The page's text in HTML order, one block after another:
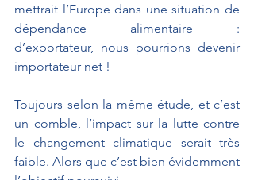
mettrait l’Europe dans une situation de
dépendance alimentaire :
d’exportateur, nous pourrions devenir
importateur net !
Toujours selon la même étude, et c’est
un comble, l’impact sur la lutte contre
le changement climatique serait très
faible. Alors que c’est bien évidemment